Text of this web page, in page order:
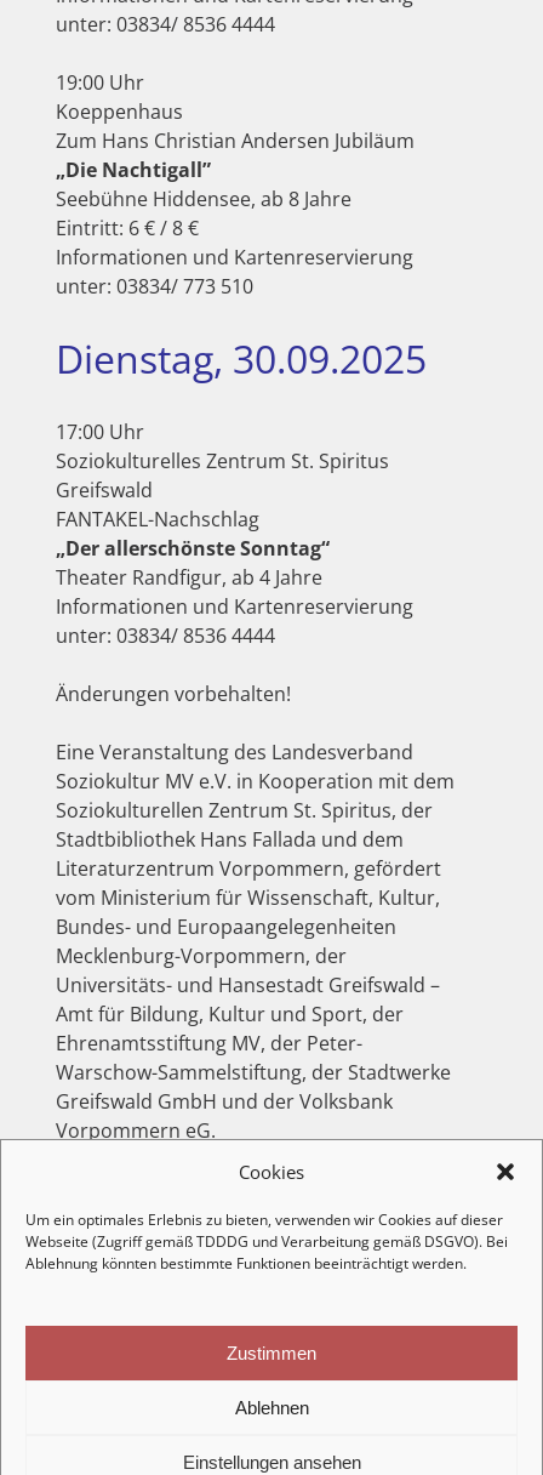
Cookies
Um ein optimales Erlebnis zu bieten, verwenden wir Cookies auf dieser
Webseite (Zugriff gemäß TDDDG und Verarbeitung gemäß DSGVO). Bei
Ablehnung könnten bestimmte Funktionen beeinträchtigt werden.
Zustimmen
Ablehnen
Einstellungen ansehen
unter: 03834/ 8536 4444
19:00 Uhr
Koeppenhaus
Zum Hans Christian Andersen Jubiläum
„Die Nachtigall”
Seebühne Hiddensee, ab 8 Jahre
Eintritt: 6 € / 8 €
Informationen und Kartenreservierung
unter: 03834/ 773 510
Dienstag, 30.09.2025
17:00 Uhr
Soziokulturelles Zentrum St. Spiritus
Greifswald
FANTAKEL-Nachschlag
„Der allerschönste Sonntag“
Theater Randfigur, ab 4 Jahre
Informationen und Kartenreservierung
unter: 03834/ 8536 4444
Änderungen vorbehalten!
Eine Veranstaltung des Landesverband
Soziokultur MV e.V. in Kooperation mit dem
Soziokulturellen Zentrum St. Spiritus, der
Stadtbibliothek Hans Fallada und dem
Literaturzentrum Vorpommern, gefördert
vom Ministerium für Wissenschaft, Kultur,
Bundes- und Europaangelegenheiten
Mecklenburg-Vorpommern, der
Universitäts- und Hansestadt Greifswald –
Amt für Bildung, Kultur und Sport, der
Ehrenamtsstiftung MV, der Peter-
Warschow-Sammelstiftung, der Stadtwerke
Greifswald GmbH und der Volksbank
Vorpommern eG.
Künstlerische Leitung: Landesverband Freie
Cookie-Richtlinie Datenschutzerklärung